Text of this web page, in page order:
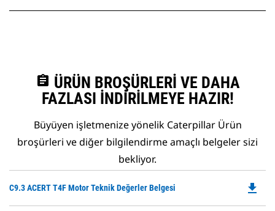
assignment ÜRÜN BROŞÜRLERI VE DAHA
FAZLASI İNDIRILMEYE HAZIR!
Büyüyen işletmenize yönelik Caterpillar Ürün
broşürleri ve diğer bilgilendirme amaçlı belgeler sizi
bekliyor.
C9.3 ACERT T4F Motor Teknik Değerler Belgesi file_download